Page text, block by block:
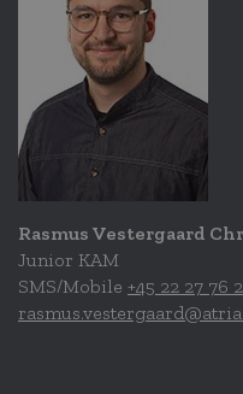
Rasmus Vestergaard
Junior KAM
SMS/Mobile +45 22 27 76